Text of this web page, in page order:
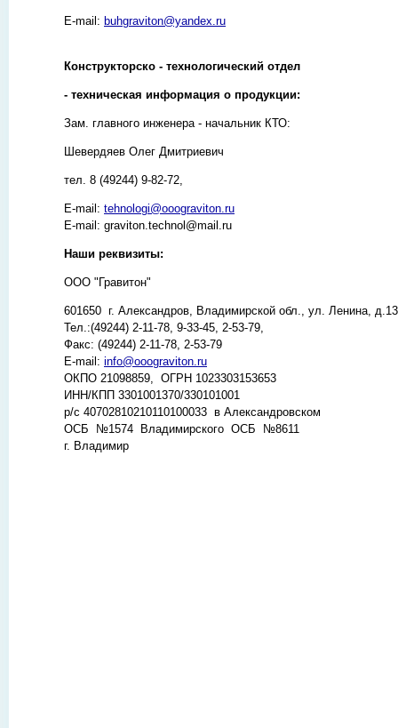
E-mail: buhgraviton@yandex.ru
Конструкторско - технологический отдел
- техническая информация о продукции:
Зам. главного инженера - начальник КТО:
Шевердяев Олег Дмитриевич
тел. 8 (49244) 9-82-72,
E-mail: tehnologi@ooograviton.ru
E-mail: graviton.technol@mail.ru
Наши реквизиты:
ООО "Гравитон"
601650 г. Александров, Владимирской обл., ул. Ленина,
Тел.:(49244) 2-11-78, 9-33-45, 2-53-79,
Факс: (49244) 2-11-78, 2-53-79
E-mail: info@ooograviton.ru
ОКПО 21098859, ОГРН 1023303153653
ИНН/КПП 3301001370/330101001
р/с 40702810210110100033 в Александровском
ОСБ №1574 Владимирского ОСБ №8611
г. Владимир